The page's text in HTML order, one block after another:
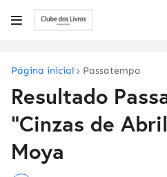
Página inicial Passatempo
Resultado
"Cinzas de
Moya